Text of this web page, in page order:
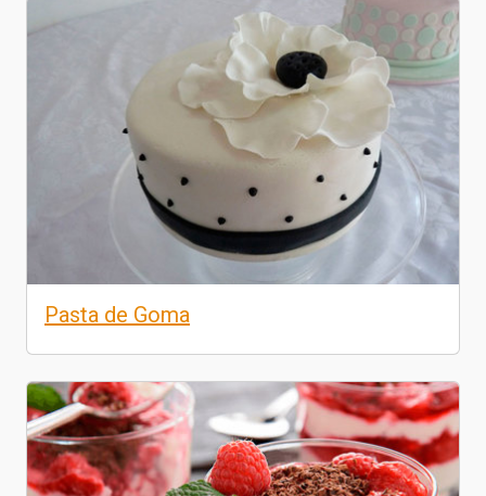
Pasta de Goma